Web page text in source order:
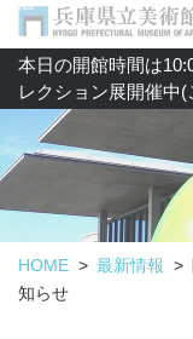
本日の開館時間は
レクション展開催中(
HOME 最新情報
知らせ